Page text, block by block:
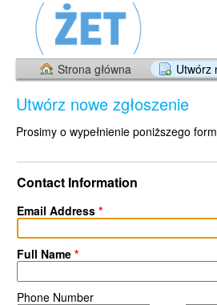
Strona główna Utwórz
Utwórz nowe zgłoszenie
Prosimy o wypełnienie poniższego
Contact Information
Email Address *
Full Name *
Phone Number